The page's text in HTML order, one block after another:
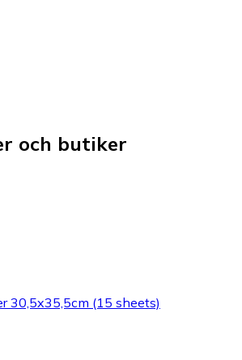
och butiker
30,5x35,5cm (15 sheets)